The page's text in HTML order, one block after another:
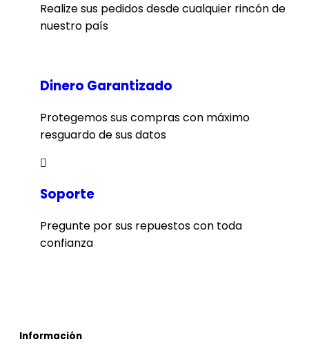
Realize sus pedidos desde cualquier rincón de
nuestro país
Dinero Garantizado
Protegemos sus compras con máximo
resguardo de sus datos
Soporte
Pregunte por sus repuestos con toda
confianza
Información